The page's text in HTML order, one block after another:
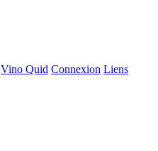
Vino Quid Connexion Liens